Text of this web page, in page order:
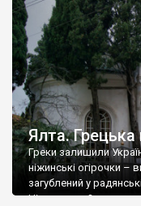
Ялта.
Греки залишили
ніжинські огірочки –
загублений у
Ніжин греки?